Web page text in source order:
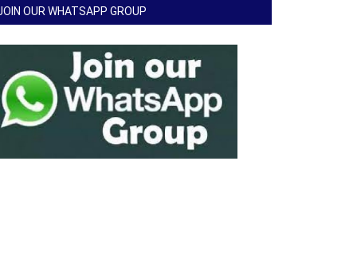
OUR WHATSAPP GROUP